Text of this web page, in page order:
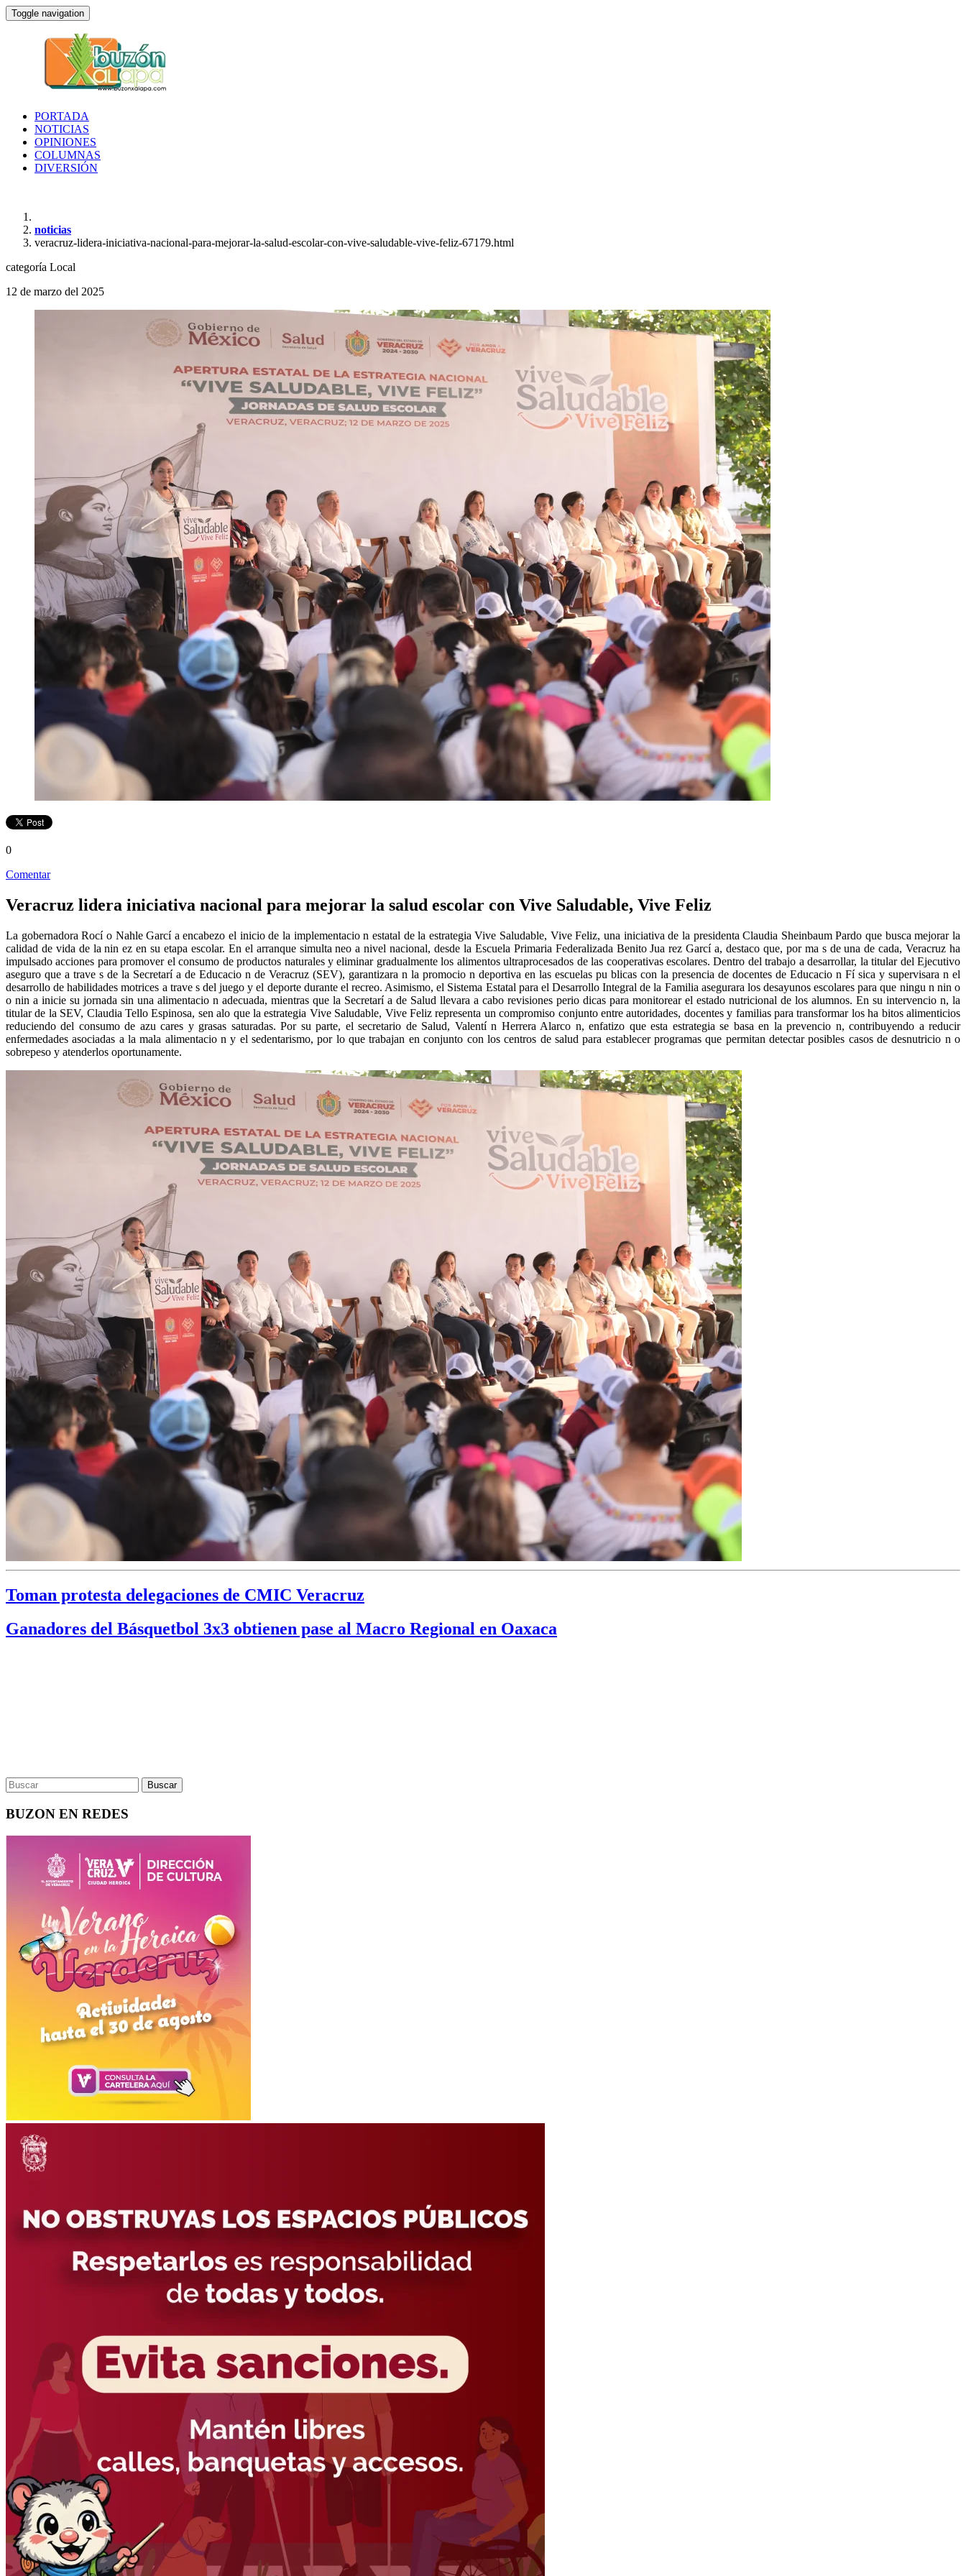
Toggle navigation
PORTADA
NOTICIAS
OPINIONES
COLUMNAS
DIVERSIÓN
noticias
veracruz-lidera-iniciativa-nacional-para-mejorar-la-salud-escolar-con-vive-saludable-vive-feliz-67179.html
categoría Local
12 de marzo del 2025
0
Comentar
Veracruz lidera iniciativa nacional para mejorar la salud escolar con Vive Saludable, Vive Feliz
La gobernadora Rocí o Nahle Garcí a encabezo el inicio de la implementacio n estatal de la estrategia Vive Saludable, Vive Feliz, una iniciativa de la presidenta Claudia Sheinbaum Pardo que busca mejorar la
calidad de vida de la nin ez en su etapa escolar. En el arranque simulta neo a nivel nacional, desde la Escuela Primaria Federalizada Benito Jua rez Garcí a, destaco que, por ma s de una de cada, Veracruz ha
impulsado acciones para promover el consumo de productos naturales y eliminar gradualmente los alimentos ultraprocesados de las cooperativas escolares. Dentro del trabajo a desarrollar, la titular del Ejecutivo
aseguro que a trave s de la Secretarí a de Educacio n de Veracruz (SEV), garantizara n la promocio n deportiva en las escuelas pu blicas con la presencia de docentes de Educacio n Fí sica y supervisara n el
desarrollo de habilidades motrices a trave s del juego y el deporte durante el recreo. Asimismo, el Sistema Estatal para el Desarrollo Integral de la Familia asegurara los desayunos escolares para que ningu n nin o
o nin a inicie su jornada sin una alimentacio n adecuada, mientras que la Secretarí a de Salud llevara a cabo revisiones perio dicas para monitorear el estado nutricional de los alumnos. En su intervencio n, la
titular de la SEV, Claudia Tello Espinosa, sen alo que la estrategia Vive Saludable, Vive Feliz representa un compromiso conjunto entre autoridades, docentes y familias para transformar los ha bitos alimenticios
reduciendo del consumo de azu cares y grasas saturadas. Por su parte, el secretario de Salud, Valentí n Herrera Alarco n, enfatizo que esta estrategia se basa en la prevencio n, contribuyendo a reducir
enfermedades asociadas a la mala alimentacio n y el sedentarismo, por lo que trabajan en conjunto con los centros de salud para establecer programas que permitan detectar posibles casos de desnutricio n o
sobrepeso y atenderlos oportunamente.
Toman protesta delegaciones de CMIC Veracruz
Ganadores del Básquetbol 3x3 obtienen pase al Macro Regional en Oaxaca
BUZON EN REDES